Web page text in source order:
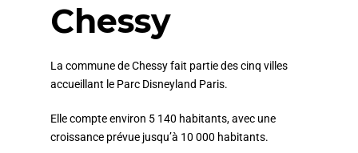
Chessy
La commune de Chessy fait partie des cinq villes
accueillant le Parc Disneyland Paris.
Elle compte environ 5 140 habitants, avec une
croissance prévue jusqu’à 10 000 habitants.